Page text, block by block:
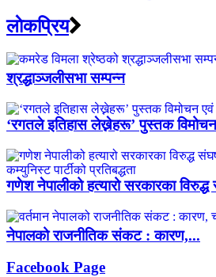
लाेकप्रिय
श्रद्धाञ्जलीसभा सम्पन्न
‘रगतले इतिहास लेख्नेहरू’ पुस्तक
गणेश नेपालीको हत्यारो सरकारका विरुद्ध
नेपालको राजनीतिक संकट : कारण,...
Facebook Page